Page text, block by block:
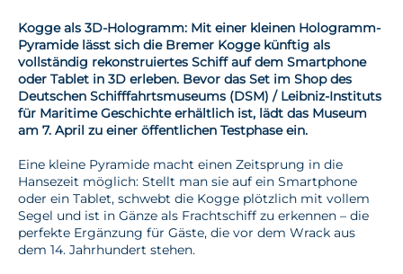
Kogge als 3D-Hologramm: Mit einer kleinen Hologramm-
Pyramide lässt sich die Bremer Kogge künftig als
vollständig rekonstruiertes Schiff auf dem Smartphone
oder Tablet in 3D erleben. Bevor das Set im Shop des
Deutschen Schifffahrtsmuseums (DSM) / Leibniz-Instituts
für Maritime Geschichte erhältlich ist, lädt das Museum
am 7. April zu einer öffentlichen Testphase ein.
Eine kleine Pyramide macht einen Zeitsprung in die
Hansezeit möglich: Stellt man sie auf ein Smartphone
oder ein Tablet, schwebt die Kogge plötzlich mit vollem
Segel und ist in Gänze als Frachtschiff zu erkennen – die
perfekte Ergänzung für Gäste, die vor dem Wrack aus
dem 14. Jahrhundert stehen.